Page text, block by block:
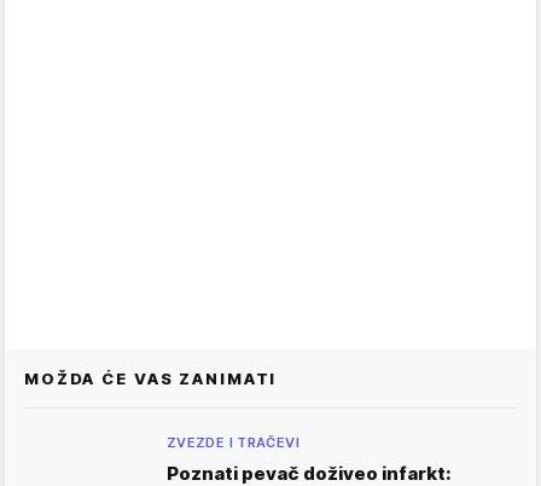
MOŽDA ĆE VAS ZANIMATI
ZVEZDE I TRAČEVI
Poznati pevač doživeo infarkt: